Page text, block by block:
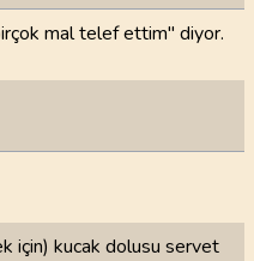
mal telef ettim" diyor.
için) kucak dolusu servet